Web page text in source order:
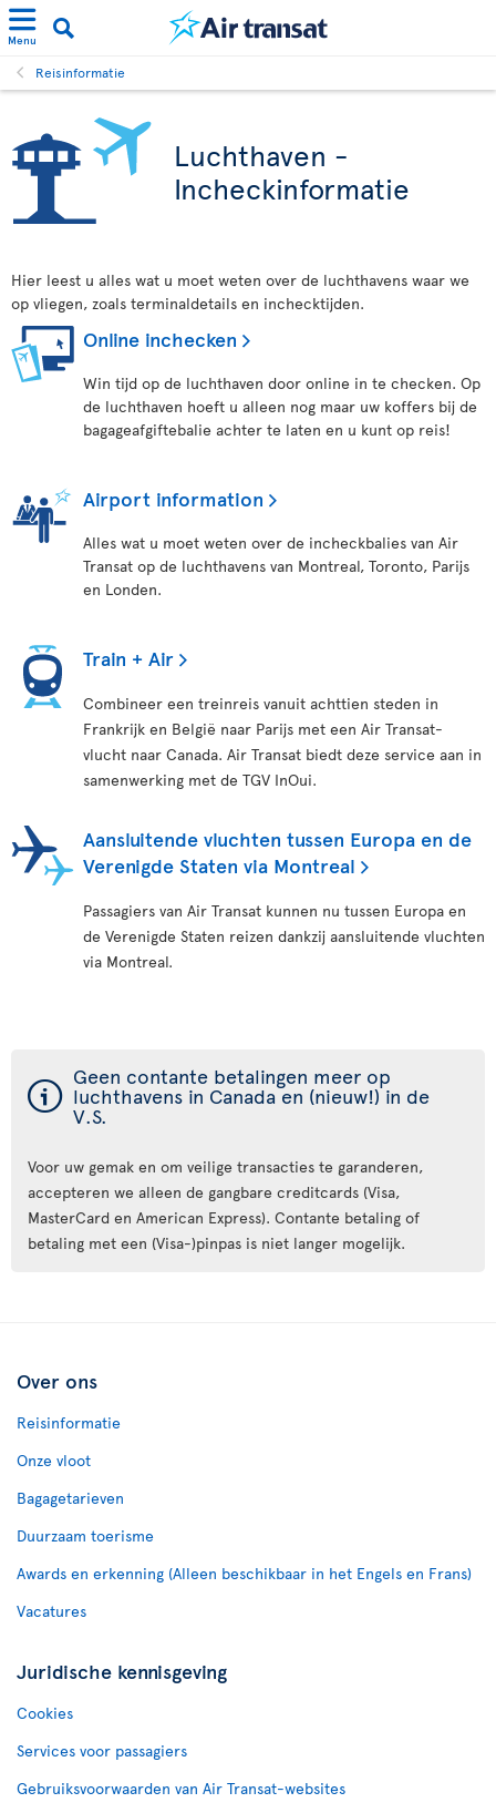
Menu
Reisinformatie
Luchthaven -
Incheckinformatie
Hier leest u alles wat u moet weten over de luchthavens waar we
op vliegen, zoals terminaldetails en inchecktijden.
Online inchecken
Win tijd op de luchthaven door online in te checken. Op
de luchthaven hoeft u alleen nog maar uw koffers bij de
bagageafgiftebalie achter te laten en u kunt op reis!
Airport information
Alles wat u moet weten over de incheckbalies van Air
Transat op de luchthavens van Montreal, Toronto, Parijs
en Londen.
Train + Air
Combineer een treinreis vanuit achttien steden in
Frankrijk en België naar Parijs met een Air Transat-
vlucht naar Canada. Air Transat biedt deze service aan in
samenwerking met de TGV InOui.
Aansluitende vluchten tussen Europa en de
Verenigde Staten via Montreal
Passagiers van Air Transat kunnen nu tussen Europa en
de Verenigde Staten reizen dankzij aansluitende vluchten
via Montreal.
ý Geen contante betalingen meer op
luchthavens in Canada en (nieuw!) in de
V.S.
Voor uw gemak en om veilige transacties te garanderen,
accepteren we alleen de gangbare creditcards (Visa,
MasterCard en American Express). Contante betaling of
betaling met een (Visa-)pinpas is niet langer mogelijk.
Over ons
Reisinformatie
Onze vloot
Bagagetarieven
Duurzaam toerisme
Awards en erkenning (Alleen beschikbaar in het Engels en Frans)
Vacatures
Juridische kennisgeving
Cookies
Services voor passagiers
Gebruiksvoorwaarden van Air Transat-websites